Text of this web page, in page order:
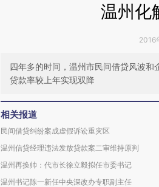
温州化
2016
四年多的时间，温州市民间借贷风波和
贷款率较上年实现双降
相关报道
民间借贷纠纷案成虚假诉讼重灾区
温州信贷经理违法发放贷款案二审维持原判
温州再换帅：代市长徐立毅拟任市委书记
温州书记陈一新任中央深改办专职副主任